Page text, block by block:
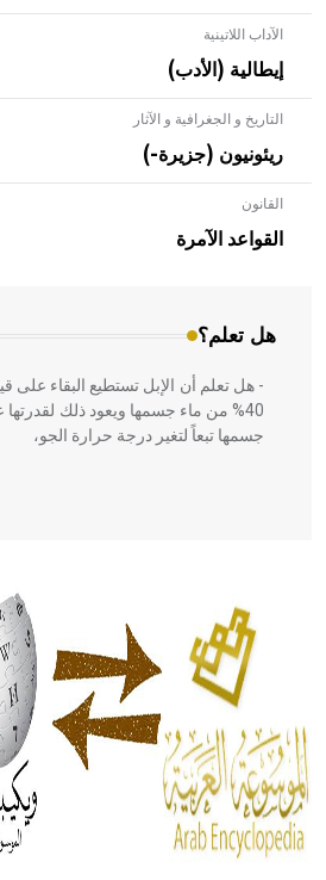
الآداب اللاتينية
إيطالية (الأدب)
التاريخ و الجغرافية و الآثار
ريئونيون (جزيرة-)
القانون
القواعد الآمرة
هل تعلم؟
- هل تعلم أن الأبلق نوع من الفنون
بالعمارة الإسلامية في بلاد الشام
المعمار على بناء مداميكه وخاصة في
- هل تعلم أن الإبل تستطيع البقاء على
40% من ماء جسمها ويعود ذلك
جسمها تبعاً لتغير درجة حرارة الجو،
الحكم، الأدلة، تنظيم التغذية،
له الفضل بأنه حرر الطب من الدين
- هل تعلم أن المرجان إفراز حيواني
من مادة كربونات الكلسيوم، وهو
أجود أنواعه، ويمتاز بكبر الحجم